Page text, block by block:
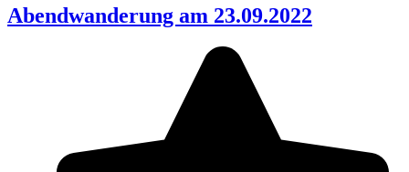
Abendwanderung am 23.09.2022